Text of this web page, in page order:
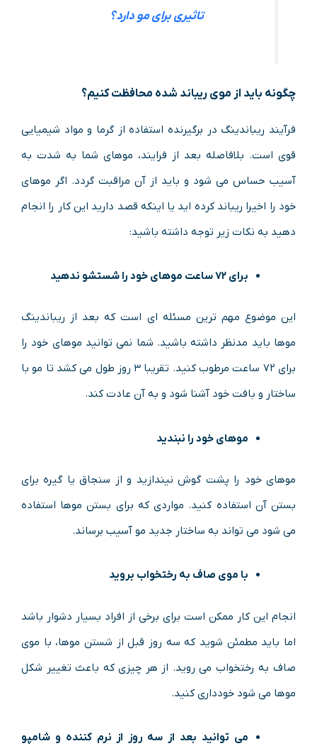
تاثیری برای مو دارد؟
چگونه باید از موی ریباند شده محافظت کنیم؟
فرآیند ریباندینگ در برگیرنده استفاده از گرما و مواد شیمیایی
قوی است. بلافاصله بعد از فرایند، موهای شما به شدت به
آسیب حساس می شود و باید از آن مراقبت گردد. اگر موهای
خود را اخیرا ریباند کرده اید یا اینکه قصد دارید این کار را انجام
دهید به نکات زیر توجه داشته باشید:
برای ۷۲ ساعت موهای خود را شستشو ندهید
این موضوع مهم ترین مسئله ای است که بعد از ریباندینگ
موها باید مدنظر داشته باشید. شما نمی توانید موهای خود را
برای ۷۲ ساعت مرطوب کنید. تقریبا ۳ روز طول می کشد تا مو با
ساختار و بافت خود آشنا شود و به آن عادت کند.
موهای خود را نبندید
موهای خود را پشت گوش نیندازید و از سنجاق یا گیره برای
بستن آن استفاده کنید. مواردی که برای بستن موها استفاده
می شود می تواند به ساختار جدید مو آسیب برساند.
با موی صاف به رختخواب بروید
انجام این کار ممکن است برای برخی از افراد بسیار دشوار باشد
اما باید مطمئن شوید که سه روز قبل از شستن موها، با موی
صاف به رختخواب می روید. از هر چیزی که باعث تغییر شکل
موها می شود خودداری کنید.
می توانید بعد از سه روز از نرم کننده و شامپو